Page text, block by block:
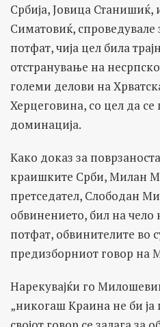
Србија, Јовица Станишиќ,
Симатовиќ,
потфат, чија цел била
отстранување на
големи делови на
Херцеговина, со цел да се
доминација.
Како доказ за
краишките Срби, Милан
претседател, Слободан
обвинението, бил на чело
потфат, обвинителите во
предизборниот говор на
Нарекувајќи го
„никогаш Краина не би ја